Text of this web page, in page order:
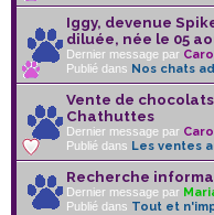
Iggy, devenue
diluée, née le 05
Dernier message par
Publié dans Nos chats
Vente de
Chathuttes
Dernier message par
Publié dans Les ventes
Recherche
Dernier message par
Publié dans Tout et